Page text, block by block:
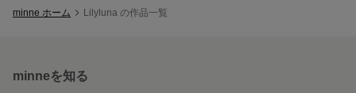
minne ホーム Lilyluna の作品一覧
minneを知る